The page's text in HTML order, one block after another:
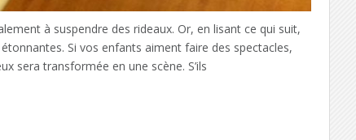
à suspendre des rideaux. Or, en lisant ce qui suit,
Si vos enfants aiment faire des spectacles,
sera transformée en une scène. S’ils